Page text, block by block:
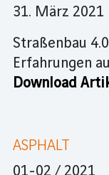
31. März 2021
Straßenbau
Erfahrungen
Download
ASPHALT
01-02 / 2021